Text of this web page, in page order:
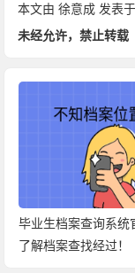
本文由徐意成 发表
未经允许，禁止转载
毕业生档案查询系统
了解档案查找经过！